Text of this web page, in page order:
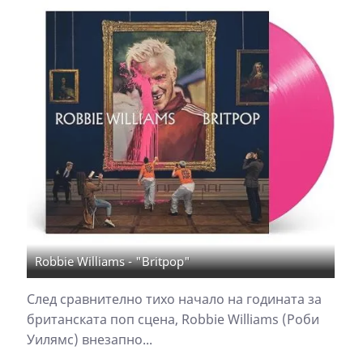
Robbie Williams - "Britpop"
След сравнително тихо начало на годината за
британската поп сцена, Robbie Williams (Роби
Уилямс) внезапно...